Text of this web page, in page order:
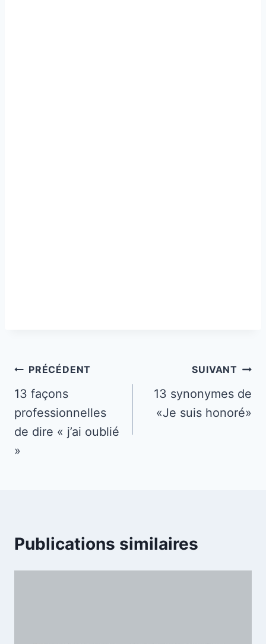
Navigation
de
l’article
PRÉCÉDENT
13 façons
professionnelles
de dire « j’ai oublié
»
SUIVANT
13 synonymes de
«Je suis honoré»
Publications similaires